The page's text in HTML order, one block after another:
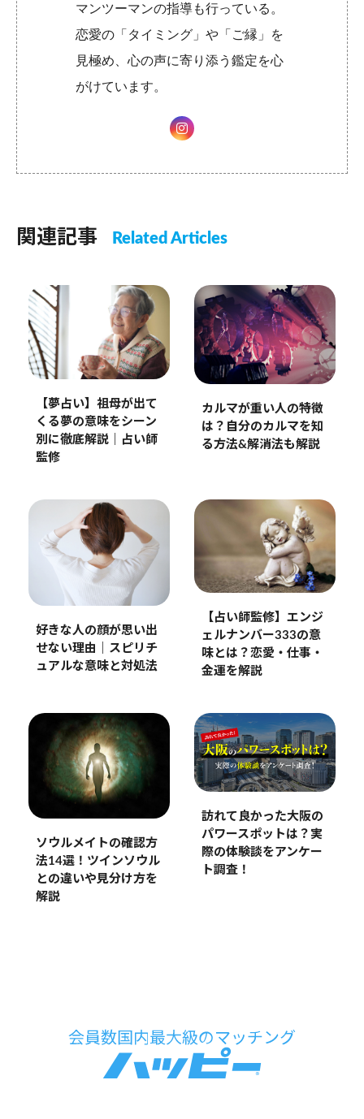
マンツーマンの指導も行っている。
恋愛の「タイミング」や「ご縁」を
見極め、心の声に寄り添う鑑定を心
がけています。
関連記事 Related Articles
【夢占い】祖母が出て
くる夢の意味をシーン
別に徹底解説｜占い師
監修
カルマが重い人の特徴
は？自分のカルマを知
る方法&解消法も解説
好きな人の顔が思い出
せない理由｜スピリチ
ュアルな意味と対処法
【占い師監修】エンジ
ェルナンバー333の意
味とは？恋愛・仕事・
金運を解説
ソウルメイトの確認方
法14選！ツインソウル
との違いや見分け方を
解説
訪れて良かった大阪の
パワースポットは？実
際の体験談をアンケー
ト調査！